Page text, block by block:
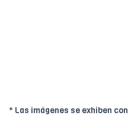
* Las imágenes se exhiben